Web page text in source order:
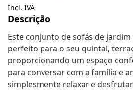
Incl. IVA
Descrição
Este conjunto de sofás de
perfeito para o seu quintal,
proporcionando um espaço
para conversar com a família e
simplesmente relaxar e